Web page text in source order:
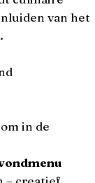
van het
in de